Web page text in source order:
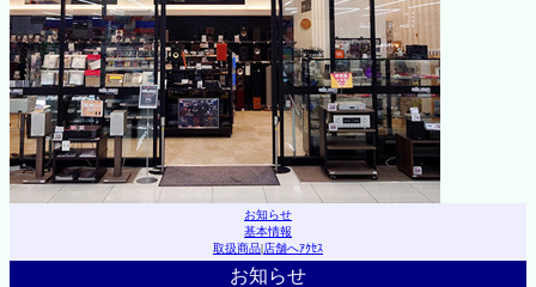
お知らせ
基本情報
取扱商品|店舗へｱｸｾｽ
お知らせ